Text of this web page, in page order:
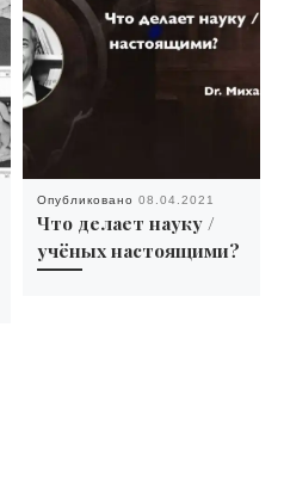
Опубликовано 08.04.2021
Что делает науку /
учёных настоящими?